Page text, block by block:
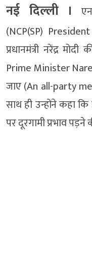
नई दिल्ली ।
(NCP(SP)
प्रधानमंत्री नरेंद्र
Prime Minister
जाए (An all-party
साथ ही उन्होंने कहा
पर दूरगामी प्रभाव पड़ने